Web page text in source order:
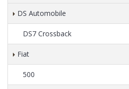
DS Automobile
DS7 Crossback
Fiat
500